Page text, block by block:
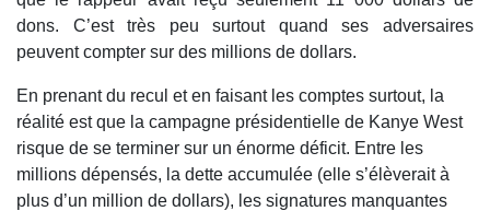
dons. C’est très peu surtout quand ses adversaires
peuvent compter sur des millions de dollars.
En prenant du recul et en faisant les comptes surtout, la
réalité est que la campagne présidentielle de Kanye West
risque de se terminer sur un énorme déficit. Entre les
millions dépensés, la dette accumulée (elle s’élèverait à
plus d’un million de dollars), les signatures manquantes